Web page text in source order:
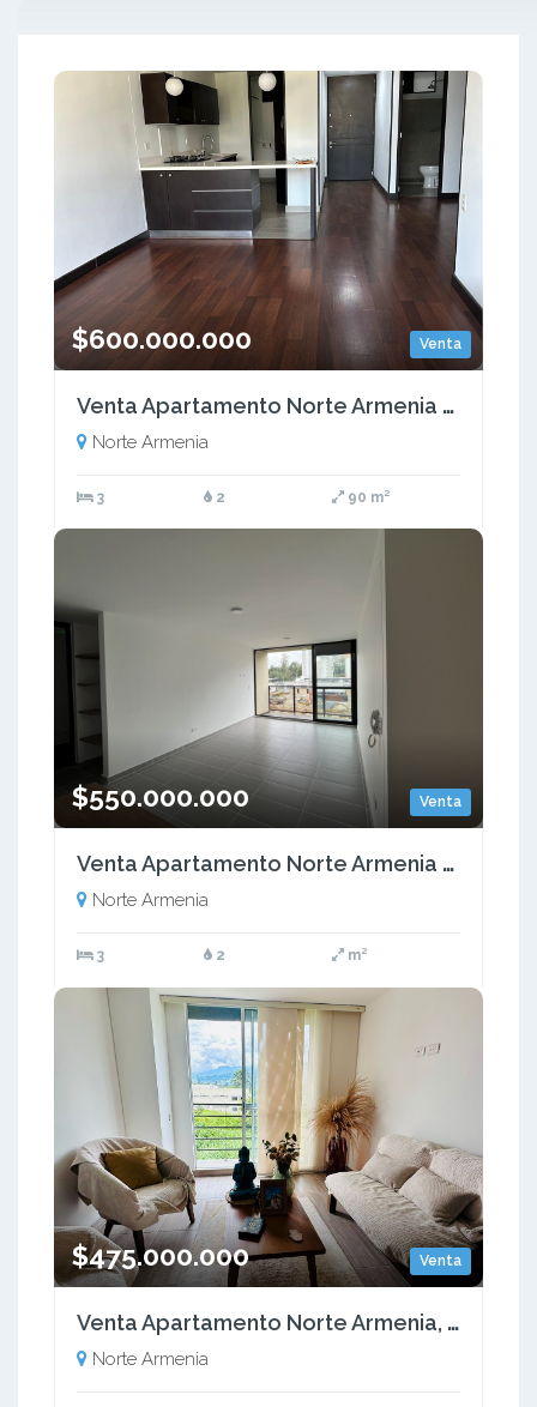
Venta
$600.000.000
Venta Apartamento Norte Armenia Quindio - Colombia COD: 9546378
Norte Armenia
3 2 90 m²
Venta
$550.000.000
Venta Apartamento Norte Armenia Quindío - Colombia COD: 9321176
Norte Armenia
3 2 m²
Venta
$475.000.000
Venta Apartamento Norte Armenia, Quindío - Colombia COD: 9451034
Norte Armenia